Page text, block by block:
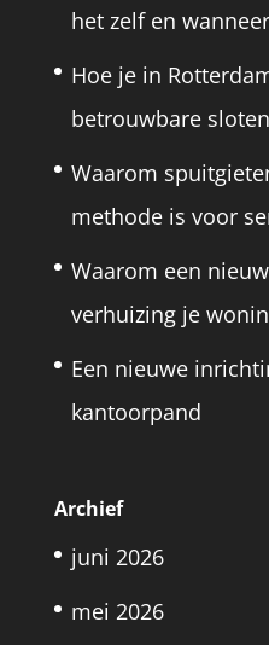
het zelf en
Hoe je in
betrouwbare
Waarom
methode is voor
Waarom een
verhuizing je
Een nieuwe
kantoorpand
Archief
juni 2026
mei 2026